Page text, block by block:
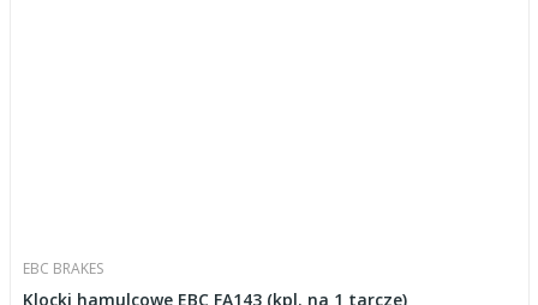
EBC BRAKES
Klocki hamulcowe EBC FA143 (kpl. na 1 tarcze)